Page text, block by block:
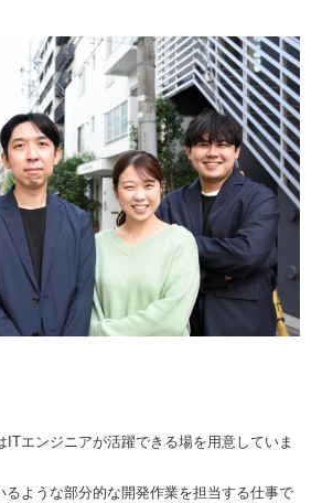
ITエンジニアが活躍できる場を用意していま
るような部分的な開発作業を担当する仕事で